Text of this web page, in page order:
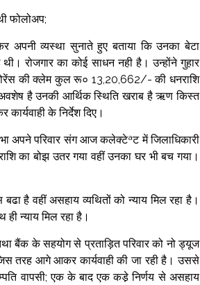
फोलोअप;
अपनी व्यस्था सुनाते हुए बताया कि उनका बेटा
रोजगार का कोई साधन नही है। उन्होंने गुहार
की क्लेम कुल रू० 13,20,662/- की धनराशि
है उनकी आर्थिक स्थिति खराब है ऋण किस्त
के निर्देश दिए।
अपने परिवार संग आज कलेक्टेªट में जिलाधिकारी
का बोझ उतर गया वहीं उनका घर भी बच गया।
है वहीं असहाय व्यथितों को न्याय मिल रहा है।
न्याय मिल रहा है।
बैंक के सहयोग से प्रताड़ित परिवार को नो ड्यूज
तरह आगे आकर कार्यवाही की जा रही है। उससे
वापसी; एक के बाद एक कडे़ निर्णय से असहाय